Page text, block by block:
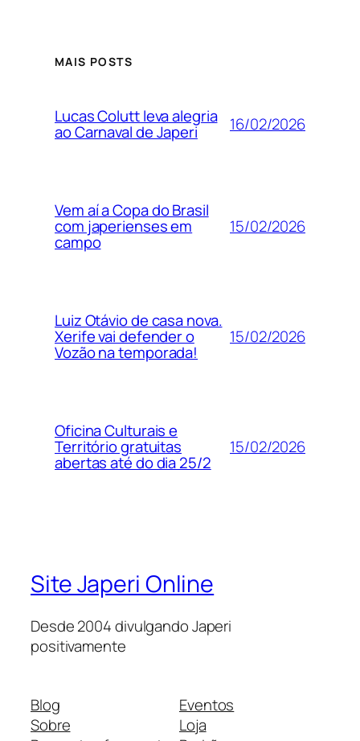
MAIS POSTS
Lucas Colutt leva alegria
ao Carnaval de Japeri 16/02/2026
Vem aí a Copa do Brasil
com japerienses em
campo
15/02/2026
Luiz Otávio de casa nova.
Xerife vai defender o
Vozão na temporada!
15/02/2026
Oficina Culturais e
Território gratuitas
abertas até do dia 25/2
15/02/2026
Site Japeri Online
Desde 2004 divulgando Japeri
positivamente
Blog
Sobre
Eventos
Loja